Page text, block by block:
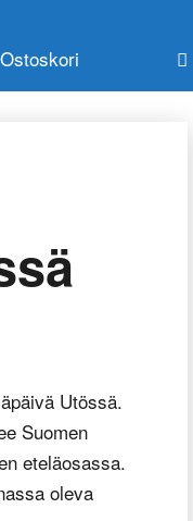
Ostoskori
Utössä.
Suomen
eteläosassa.
oleva